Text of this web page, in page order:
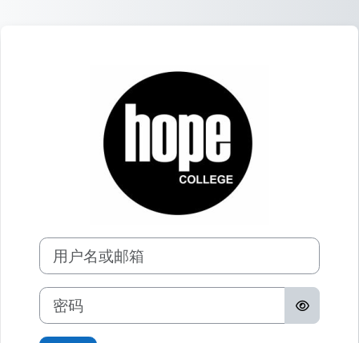
登录Hope
用户名或邮箱
密码